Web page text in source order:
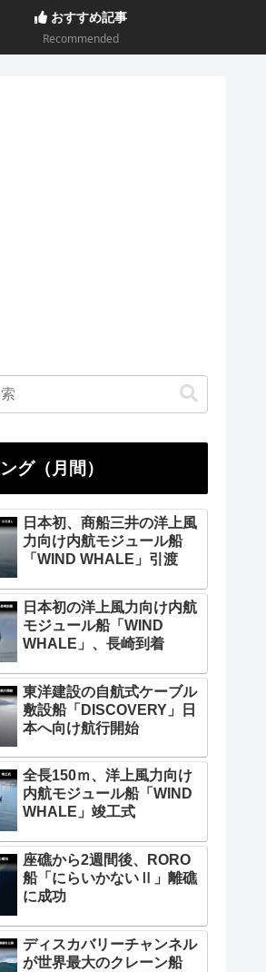
おすすめ記事
Recommended
グ（月間）
日本初、商船三井の洋上風
力向け内航モジュール船
「WIND WHALE」引渡
日本初の洋上風力向け内航
モジュール船「WIND
WHALE」、長崎到着
東洋建設の自航式ケーブル
敷設船「DISCOVERY」日
本へ向け航行開始
全長150ｍ、洋上風力向け
内航モジュール船「WIND
WHALE」竣工式
座礁から2週間後、RORO
船「にらいかないⅡ」離礁
に成功
ディスカバリーチャンネル
が世界最大のクレーン船